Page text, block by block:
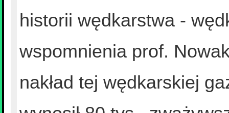
historii wędkarstwa -
wspomnienia prof.
nakład tej wędkarskiej